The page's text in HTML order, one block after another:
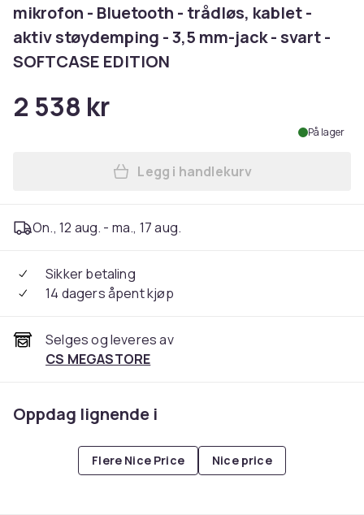
mikrofon - Bluetooth - trådløs, kablet -
aktiv støydemping - 3,5 mm-jack - svart -
SOFTCASE EDITION
2 538 kr
På lager
Legg Sony WH-1000XM5 -
Legg i handlekurv
On., 12 aug. - ma., 17 aug.
Sikker betaling
14 dagers åpent kjøp
Selges og leveres av
CS MEGASTORE
Oppdag lignende i
Flere Nice Price Nice price